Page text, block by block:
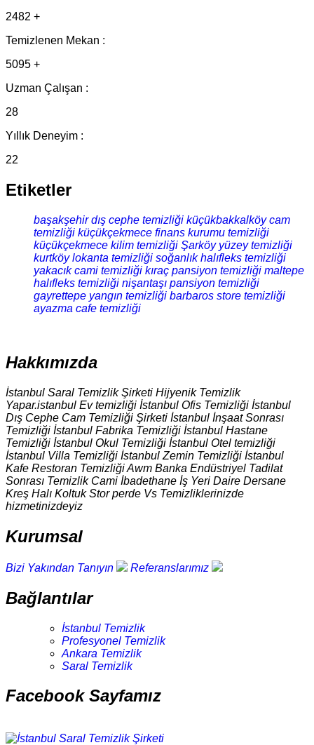
2482 +
Temizlenen Mekan :
5095 +
Uzman Çalışan :
28
Yıllık Deneyim :
22
Etiketler
başakşehir dış cephe temizliği küçükbakkalköy cam
temizliği küçükçekmece finans kurumu temizliği
küçükçekmece kilim temizliği Şarköy yüzey temizliği
kurtköy lokanta temizliği soğanlık halıfleks temizliği
yakacık cami temizliği kıraç pansiyon temizliği maltepe
halıfleks temizliği nişantaşı pansiyon temizliği
gayrettepe yangın temizliği barbaros store temizliği
ayazma cafe temizliği
Hakkımızda
İstanbul Saral Temizlik Şirketi Hijyenik Temizlik
Yapar.istanbul Ev temizliği İstanbul Ofis Temizliği İstanbul
Dış Cephe Cam Temizliği Şirketi İstanbul İnşaat Sonrası
Temizliği İstanbul Fabrika Temizliği İstanbul Hastane
Temizliği İstanbul Okul Temizliği İstanbul Otel temizliği
İstanbul Villa Temizliği İstanbul Zemin Temizliği İstanbul
Kafe Restoran Temizliği Awm Banka Endüstriyel Tadilat
Sonrası Temizlik Cami İbadethane İş Yeri Daire Dersane
Kreş Halı Koltuk Stor perde Vs Temizliklerinizde
hizmetinizdeyiz
Kurumsal
Bizi Yakından Tanıyın Referanslarımız
Bağlantılar
İstanbul Temizlik
Profesyonel Temizlik
Ankara Temizlik
Saral Temizlik
Facebook Sayfamız